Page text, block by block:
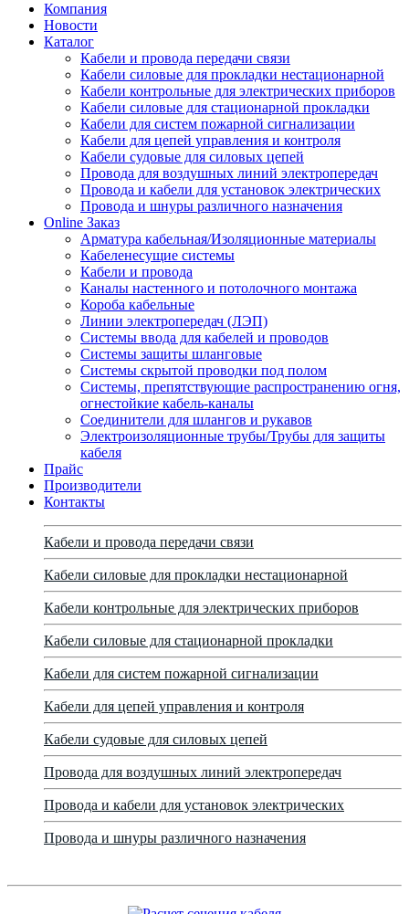
Компания
Новости
Каталог
Кабели и провода передачи связи
Кабели силовые для прокладки нестационарной
Кабели контрольные для электрических приборов
Кабели силовые для стационарной прокладки
Кабели для систем пожарной сигнализации
Кабели для цепей управления и контроля
Кабели судовые для силовых цепей
Провода для воздушных линий электропередач
Провода и кабели для установок электрических
Провода и шнуры различного назначения
Online Заказ
Арматура кабельная/Изоляционные материалы
Кабеленесущие системы
Кабели и провода
Каналы настенного и потолочного монтажа
Короба кабельные
Линии электропередач (ЛЭП)
Системы ввода для кабелей и проводов
Системы защиты шланговые
Системы скрытой проводки под полом
Системы, препятствующие распространению огня,
огнестойкие кабель-каналы
Соединители для шлангов и рукавов
Электроизоляционные трубы/Трубы для защиты
кабеля
Прайс
Производители
Контакты
Кабели и провода передачи связи
Кабели силовые для прокладки нестационарной
Кабели контрольные для электрических приборов
Кабели силовые для стационарной прокладки
Кабели для систем пожарной сигнализации
Кабели для цепей управления и контроля
Кабели судовые для силовых цепей
Провода для воздушных линий электропередач
Провода и кабели для установок электрических
Провода и шнуры различного назначения